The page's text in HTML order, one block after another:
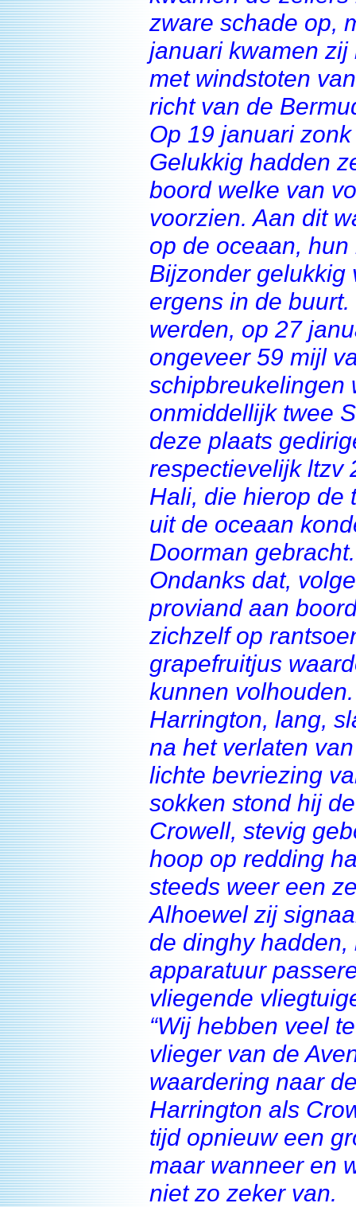
zware schade op,
januari kwamen
met windstoten
richt van de
Op 19 januari
Gelukkig hadden
boord welke van
voorzien. Aan dit
op de oceaan,
Bijzonder gelukkig
ergens in de
werden, op 27
ongeveer 59 mijl
schipbreukelingen
onmiddellijk twee
deze plaats
respectievelijk ltzv
Hali, die hierop de
uit de oceaan
Doorman gebracht.
Ondanks dat,
proviand aan
zichzelf op
grapefruitjus
kunnen volhouden.
Harrington, lang,
na het verlaten
lichte bevriezing
sokken stond hij
Crowell, stevig
hoop op redding
steeds weer een
Alhoewel zij
de dinghy
apparatuur
vliegende
“Wij hebben veel
vlieger van de
waardering naar
Harrington als
tijd opnieuw een
maar wanneer en
niet zo zeker van.